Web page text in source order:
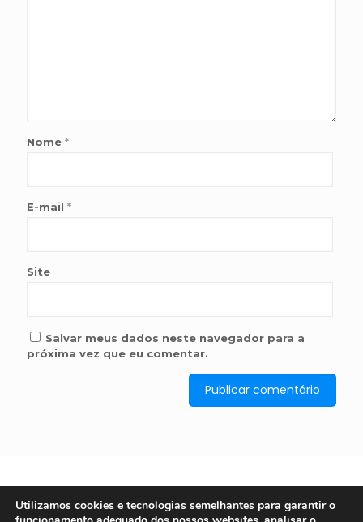
Nome *
E-mail *
Site
Salvar meus dados neste navegador para a
próxima vez que eu comentar.
Utilizamos cookies e tecnologias semelhantes para garantir o